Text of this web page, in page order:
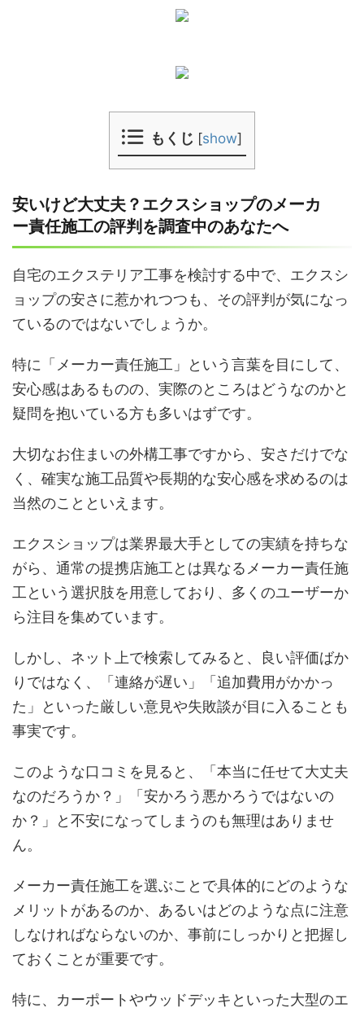
もくじ [show]
安いけど大丈夫？エクスショップのメーカ
ー責任施工の評判を調査中のあなたへ
自宅のエクステリア工事を検討する中で、エクスシ
ョップの安さに惹かれつつも、その評判が気になっ
ているのではないでしょうか。
特に「メーカー責任施工」という言葉を目にして、
安心感はあるものの、実際のところはどうなのかと
疑問を抱いている方も多いはずです。
大切なお住まいの外構工事ですから、安さだけでな
く、確実な施工品質や長期的な安心感を求めるのは
当然のことといえます。
エクスショップは業界最大手としての実績を持ちな
がら、通常の提携店施工とは異なるメーカー責任施
工という選択肢を用意しており、多くのユーザーか
ら注目を集めています。
しかし、ネット上で検索してみると、良い評価ばか
りではなく、「連絡が遅い」「追加費用がかかっ
た」といった厳しい意見や失敗談が目に入ることも
事実です。
このような口コミを見ると、「本当に任せて大丈夫
なのだろうか？」「安かろう悪かろうではないの
か？」と不安になってしまうのも無理はありませ
ん。
メーカー責任施工を選ぶことで具体的にどのような
メリットがあるのか、あるいはどのような点に注意
しなければならないのか、事前にしっかりと把握し
ておくことが重要です。
特に、カーポートやウッドデッキといった大型のエ